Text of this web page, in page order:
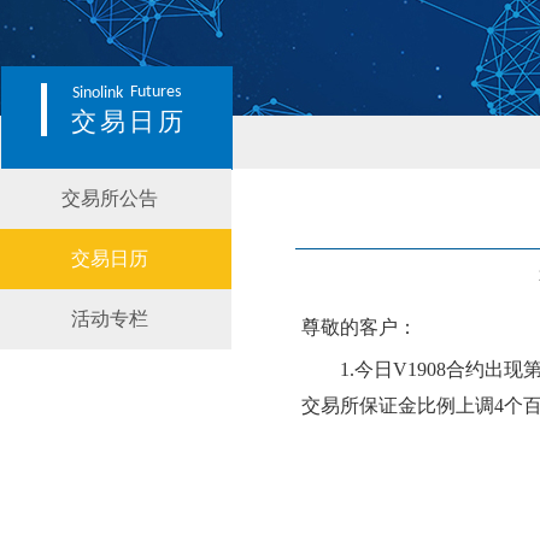
Sinolink Futures
交易日历
交易所公告
交易日历
活动专栏 尊敬的客户：
1.今日 V1908合约出现
交易所保证金比例
上调4个